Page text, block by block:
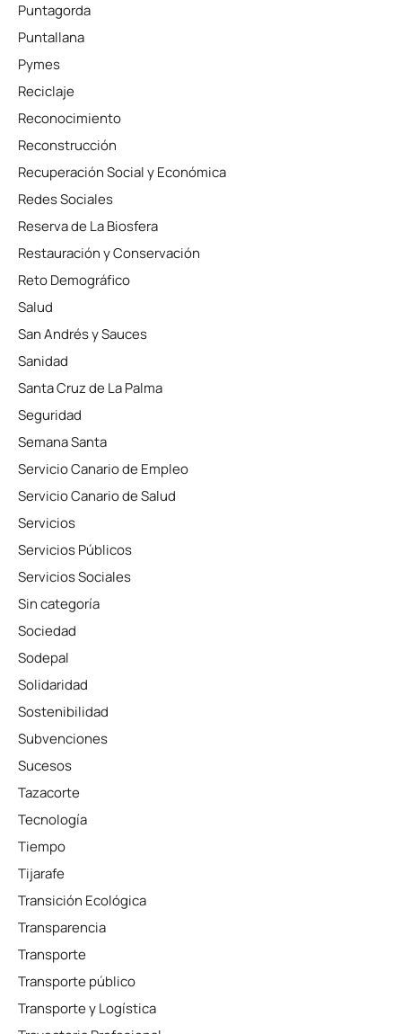
Puntagorda
Puntallana
Pymes
Reciclaje
Reconocimiento
Reconstrucción
Recuperación Social y Económica
Redes Sociales
Reserva de La Biosfera
Restauración y Conservación
Reto Demográfico
Salud
San Andrés y Sauces
Sanidad
Santa Cruz de La Palma
Seguridad
Semana Santa
Servicio Canario de Empleo
Servicio Canario de Salud
Servicios
Servicios Públicos
Servicios Sociales
Sin categoría
Sociedad
Sodepal
Solidaridad
Sostenibilidad
Subvenciones
Sucesos
Tazacorte
Tecnología
Tiempo
Tijarafe
Transición Ecológica
Transparencia
Transporte
Transporte público
Transporte y Logística